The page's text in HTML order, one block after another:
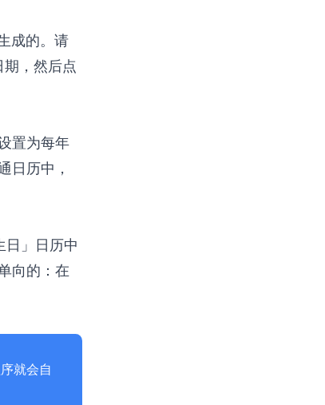
成的。请
，然后点
置为每年
日历中，
」日历中
向的：在
就会自